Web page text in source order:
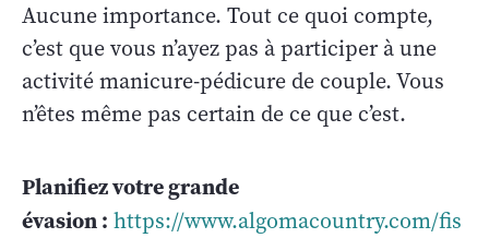
Aucune importance. Tout ce quoi compte,
c’est que vous n’ayez pas à participer à une
activité manicure-pédicure de couple. Vous
n’êtes même pas certain de ce que c’est.
Planifiez votre grande
évasion : https://www.algomacountry.com/fis